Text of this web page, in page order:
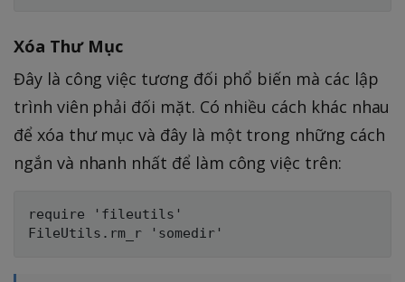
Xóa Thư Mục
Đây là công việc tương đối phổ biến mà các lập
trình viên phải đối mặt. Có nhiều cách khác nhau
để xóa thư mục và đây là một trong những cách
ngắn và nhanh nhất để làm công việc trên:
require 'fileutils'